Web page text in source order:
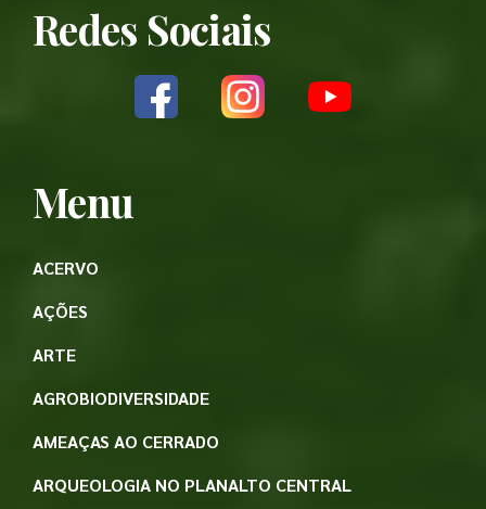
Redes Sociais
Menu
ACERVO
AÇÕES
ARTE
AGROBIODIVERSIDADE
AMEAÇAS AO CERRADO
ARQUEOLOGIA NO PLANALTO CENTRAL